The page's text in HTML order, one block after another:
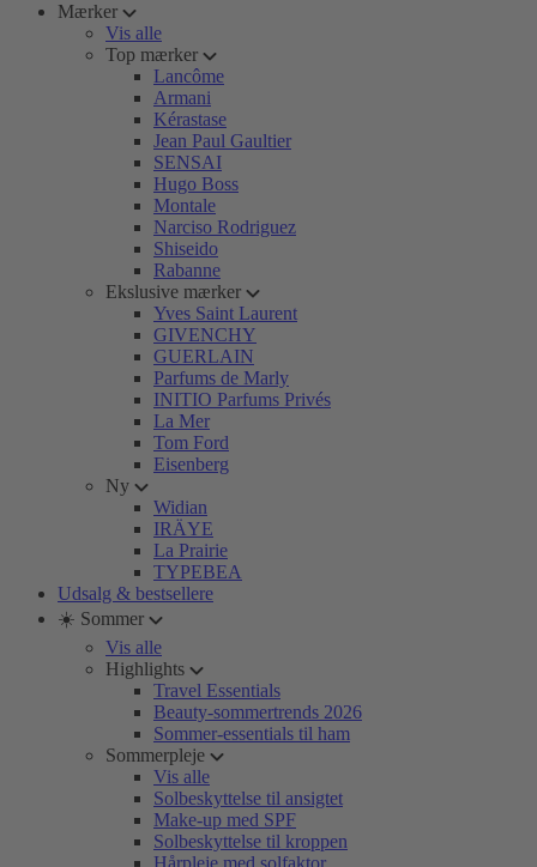
Mærker
Vis alle
Top mærker
Lancôme
Armani
Kérastase
Jean Paul Gaultier
SENSAI
Hugo Boss
Montale
Narciso Rodriguez
Shiseido
Rabanne
Ekslusive mærker
Yves Saint Laurent
GIVENCHY
GUERLAIN
Parfums de Marly
INITIO Parfums Privés
La Mer
Tom Ford
Eisenberg
Ny
Widian
IRÄYE
La Prairie
TYPEBEA
Udsalg & bestsellere
☀️ Sommer
Vis alle
Highlights
Travel Essentials
Beauty-sommertrends 2026
Sommer-essentials til ham
Sommerpleje
Vis alle
Solbeskyttelse til ansigtet
Make-up med SPF
Solbeskyttelse til kroppen
Hårpleje med solfaktor